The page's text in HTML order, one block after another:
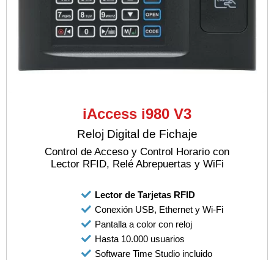
iAccess i980 V3
Reloj Digital de Fichaje
Control de Acceso y Control Horario con
Lector RFID, Relé Abrepuertas y WiFi
Lector de Tarjetas RFID
Conexión USB, Ethernet y Wi-Fi
Pantalla a color con reloj
Hasta 10.000 usuarios
Software Time Studio incluido